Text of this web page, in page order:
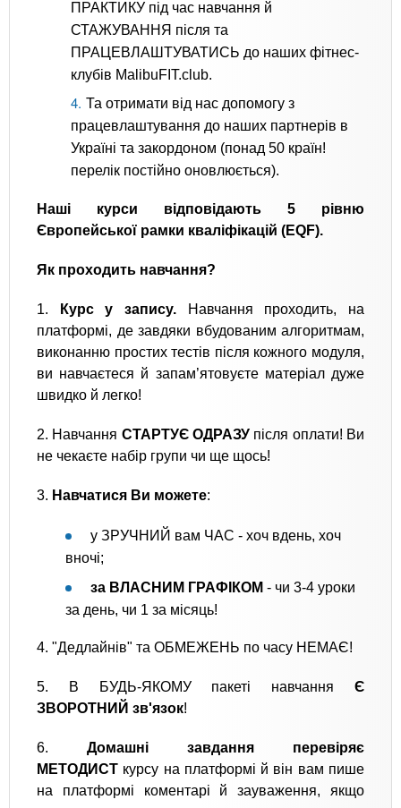
ПРАКТИКУ під час навчання й
СТАЖУВАННЯ після та
ПРАЦЕВЛАШТУВАТИСЬ до наших фітнес-
клубів MalibuFIT.club.
Та отримати від нас допомогу з
працевлаштування до наших партнерів в
Україні та закордоном (понад 50 країн!
перелік постійно оновлюється).
Наші курси відповідають 5 рівню
Європейської рамки кваліфікацій (EQF).
Як проходить навчання?
1. Курс у запису. Навчання проходить, на
платформі, де завдяки вбудованим алгоритмам,
виконанню простих тестів після кожного модуля,
ви навчаєтеся й запам’ятовуєте матеріал дуже
швидко й легко!
2. Навчання СТАРТУЄ ОДРАЗУ після оплати! Ви
не чекаєте набір групи чи ще щось!
3. Навчатися Ви можете:
у ЗРУЧНИЙ вам ЧАС - хоч вдень, хоч
вночі;
за ВЛАСНИМ ГРАФІКОМ - чи 3-4 уроки
за день, чи 1 за місяць!
4. "Дедлайнів" та ОБМЕЖЕНЬ по часу НЕМАЄ!
5. В БУДЬ-ЯКОМУ пакеті навчання Є
ЗВОРОТНИЙ зв'язок!
6. Домашні завдання перевіряє
МЕТОДИСТ курсу на платформі й він вам пише
на платформі коментарі й зауваження, якщо